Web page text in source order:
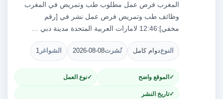
المغرب فرص عمل مطلوب طب وتمريض في المغرب
وظائف طب وتمريض فرص عمل نشر في [رقم
مخفي]:12:46 لامارات العربية المتحدة مدينة دبي …
النوعدوام كامل نُشرت2026-08-08 الشواغر 1
الموقع واضح نوع العمل
تاريخ النشر